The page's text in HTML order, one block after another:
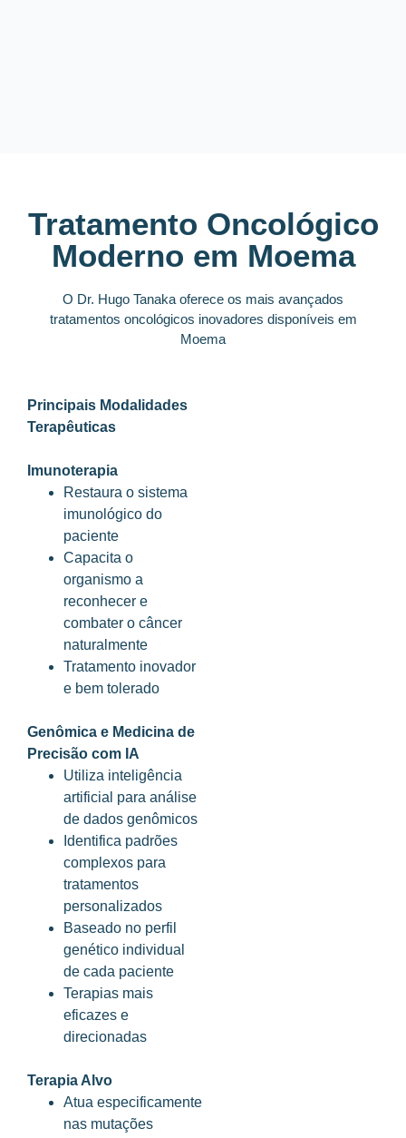
Tratamento Oncológico
Moderno em Moema
O Dr. Hugo Tanaka oferece os mais avançados
tratamentos oncológicos inovadores disponíveis em
Moema
Principais Modalidades
Terapêuticas
Imunoterapia
Restaura o sistema
imunológico do
paciente
Capacita o
organismo a
reconhecer e
combater o câncer
naturalmente
Tratamento inovador
e bem tolerado
Genômica e Medicina de
Precisão com IA
Utiliza inteligência
artificial para análise
de dados genômicos
Identifica padrões
complexos para
tratamentos
personalizados
Baseado no perfil
genético individual
de cada paciente
Terapias mais
eficazes e
direcionadas
Terapia Alvo
Atua especificamente
nas mutações